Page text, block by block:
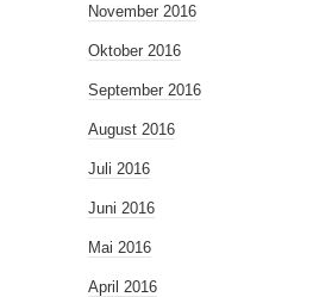
November 2016
Oktober 2016
September 2016
August 2016
Juli 2016
Juni 2016
Mai 2016
April 2016